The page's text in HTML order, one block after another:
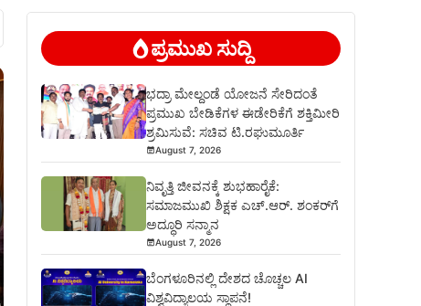
ಪ್ರಮುಖ ಸುದ್ದಿ
ಭದ್ರಾ ಮೇಲ್ದಂಡೆ ಯೋಜನೆ ಸೇರಿದಂತೆ
ಪ್ರಮುಖ ಬೇಡಿಕೆಗಳ ಈಡೇರಿಕೆಗೆ ಶಕ್ತಿಮೀರಿ
ಶ್ರಮಿಸುವೆ: ಸಚಿವ ಟಿ.ರಘುಮೂರ್ತಿ
August 7, 2026
ನಿವೃತ್ತಿ ಜೀವನಕ್ಕೆ ಶುಭಹಾರೈಕೆ:
ಸಮಾಜಮುಖಿ ಶಿಕ್ಷಕ ಎಚ್.ಆರ್. ಶಂಕರ್‌ಗೆ
ಅದ್ಧೂರಿ ಸನ್ಮಾನ
August 7, 2026
ಬೆಂಗಳೂರಿನಲ್ಲಿ ದೇಶದ ಚೊಚ್ಚಲ AI
ವಿಶ್ವವಿದ್ಯಾಲಯ ಸ್ಥಾಪನೆ!